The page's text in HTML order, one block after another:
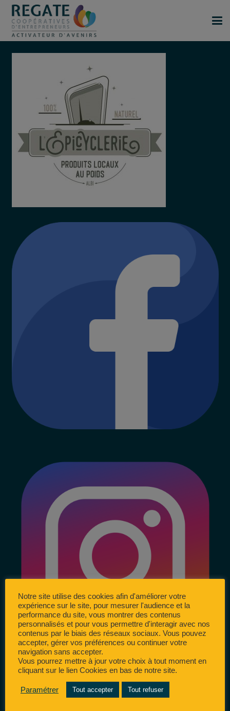
Notre site utilise des cookies afin d'améliorer votre
expérience sur le site, pour mesurer l'audience et la
performance du site, vous montrer des contenus
personnalisés et pour vous permettre d'interagir avec nos
contenus par le biais des réseaux sociaux. Vous pouvez
accepter, gérer vos préférences ou continuer votre
navigation sans accepter.
Vous pourrez mettre à jour votre choix à tout moment en
cliquant sur le lien Cookies en bas de notre site.
Paramétrer Tout accepter Tout refuser